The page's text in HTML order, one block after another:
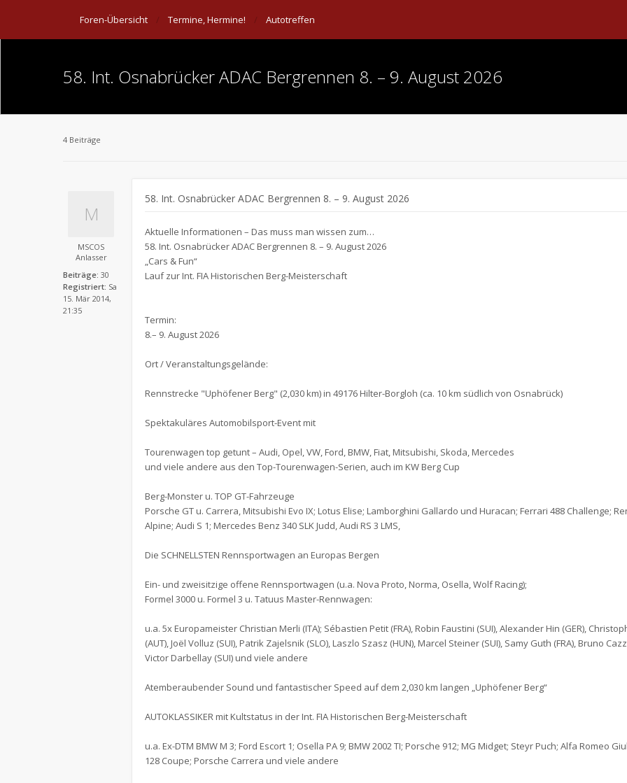
Foren-Übersicht Termine, Hermine! Autotreffen
58. Int. Osnabrücker ADAC Bergrennen 8. – 9. August 2026
4 Beiträge
MSCOS
Anlasser
Beiträge: 30
Registriert: Sa
15. Mär 2014,
21:35
58. Int. Osnabrücker ADAC Bergrennen 8. – 9. August 2026
Aktuelle Informationen – Das muss man wissen zum…
58. Int. Osnabrücker ADAC Bergrennen 8. – 9. August 2026
„Cars & Fun“
Lauf zur Int. FIA Historischen Berg-Meisterschaft
Termin:
8.– 9. August 2026
Ort / Veranstaltungsgelände:
Rennstrecke "Uphöfener Berg" (2,030 km) in 49176 Hilter-Borgloh (ca. 10 km südlich von Osnabrück)
Spektakuläres Automobilsport-Event mit
Tourenwagen top getunt – Audi, Opel, VW, Ford, BMW, Fiat, Mitsubishi, Skoda, Mercedes
und viele andere aus den Top-Tourenwagen-Serien, auch im KW Berg Cup
Berg-Monster u. TOP GT-Fahrzeuge
Porsche GT u. Carrera, Mitsubishi Evo IX; Lotus Elise; Lamborghini Gallardo und Huracan; Ferrari 488 Challenge;
Alpine; Audi S 1; Mercedes Benz 340 SLK Judd, Audi RS 3 LMS,
Die SCHNELLSTEN Rennsportwagen an Europas Bergen
Ein- und zweisitzige offene Rennsportwagen (u.a. Nova Proto, Norma, Osella, Wolf Racing);
Formel 3000 u. Formel 3 u. Tatuus Master-Rennwagen:
u.a. 5x Europameister Christian Merli (ITA); Sébastien Petit (FRA), Robin Faustini (SUI), Alexander Hin (GER),
(AUT), Joël Volluz (SUI), Patrik Zajelsnik (SLO), Laszlo Szasz (HUN), Marcel Steiner (SUI), Samy Guth (FRA), Bruno
Victor Darbellay (SUI) und viele andere
Atemberaubender Sound und fantastischer Speed auf dem 2,030 km langen „Uphöfener Berg“
AUTOKLASSIKER mit Kultstatus in der Int. FIA Historischen Berg-Meisterschaft
u.a. Ex-DTM BMW M 3; Ford Escort 1; Osella PA 9; BMW 2002 TI; Porsche 912; MG Midget; Steyr Puch; Alfa Romeo
128 Coupe; Porsche Carrera und viele andere